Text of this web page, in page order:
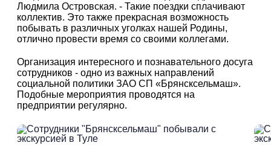
Людмила Островская. - Такие поездки сплачивают
коллектив. Это также прекрасная возможность
побывать в различных уголках нашей Родины,
отлично провести время со своими коллегами.
Организация интересного и познавательного досуга
сотрудников - одно из важных направлений
социальной политики ЗАО СП «Брянсксельмаш».
Подобные мероприятия проводятся на
предприятии регулярно.